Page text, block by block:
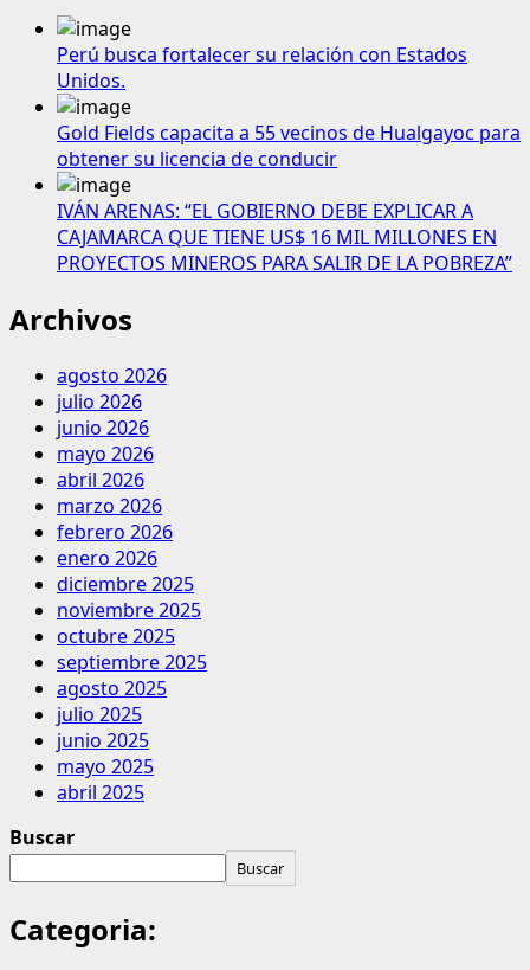
Perú busca fortalecer su relación con Estados
Unidos.
Gold Fields capacita a 55 vecinos de Hualgayoc para
obtener su licencia de conducir
IVÁN ARENAS: “EL GOBIERNO DEBE EXPLICAR A
CAJAMARCA QUE TIENE US$ 16 MIL MILLONES EN
PROYECTOS MINEROS PARA SALIR DE LA POBREZA”
Archivos
agosto 2026
julio 2026
junio 2026
mayo 2026
abril 2026
marzo 2026
febrero 2026
enero 2026
diciembre 2025
noviembre 2025
octubre 2025
septiembre 2025
agosto 2025
julio 2025
junio 2025
mayo 2025
abril 2025
Buscar
Buscar
Categoria: